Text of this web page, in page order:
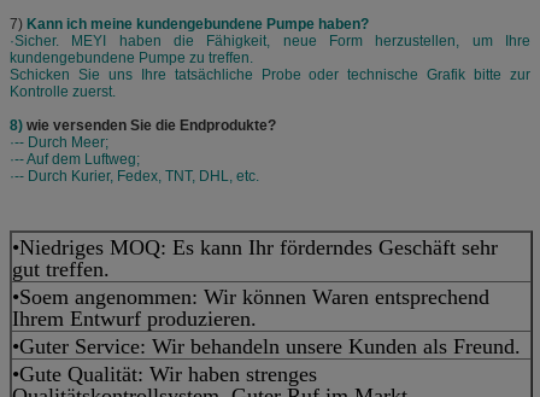
7) Kann ich meine kundengebundene Pumpe haben?
·Sicher. MEYI haben die Fähigkeit, neue Form herzustellen, um Ihre
kundengebundene Pumpe zu treffen.
Schicken Sie uns Ihre tatsächliche Probe oder technische Grafik bitte zur
Kontrolle zuerst.
8) wie versenden Sie die Endprodukte?
·-- Durch Meer;
·-- Auf dem Luftweg;
·-- Durch Kurier, Fedex, TNT, DHL, etc.
•Niedriges MOQ: Es kann Ihr förderndes Geschäft sehr
gut treffen.
•Soem angenommen: Wir können Waren entsprechend
Ihrem Entwurf produzieren.
•Guter Service: Wir behandeln unsere Kunden als Freund.
•Gute Qualität: Wir haben strenges